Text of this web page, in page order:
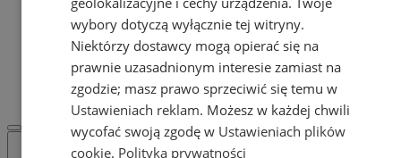
POLECAMY
Protocol IT
Pracuj.pl - praca w Świętochłowicach
REKLAMA
WSPÓŁPRACA
wybory dotyczą wyłącznie tej witryny.
Niektórzy dostawcy mogą opierać się na
prawnie uzasadnionym interesie zamiast na
zgodzie; masz prawo sprzeciwić się temu w
Ustawieniach reklam. Możesz w każdej chwili
wycofać swoją zgodę w Ustawieniach plików
cookie. Polityka prywatności